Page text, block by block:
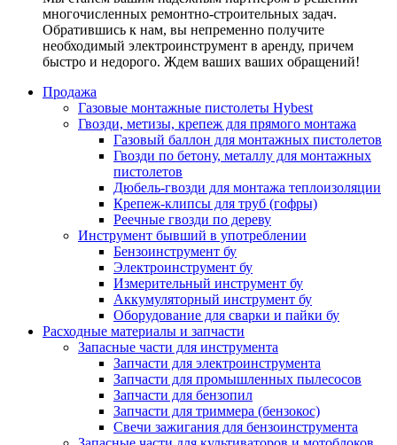
многочисленных ремонтно-строительных задач.
Обратившись к нам, вы непременно получите
необходимый электроинструмент в аренду, причем
быстро и недорого. Ждем ваших ваших обращений!
Продажа
Газовые монтажные пистолеты Hybest
Гвозди, метизы, крепеж для прямого монтажа
Газовый баллон для монтажных пистолетов
Гвозди по бетону, металлу для монтажных
пистолетов
Дюбель-гвозди для монтажа теплоизоляции
Крепеж-клипсы для труб (гофры)
Реечные гвозди по дереву
Инструмент бывший в употреблении
Бензоинструмент бу
Электроинструмент бу
Измерительный инструмент бу
Аккумуляторный инструмент бу
Оборудование для сварки и пайки бу
Расходные материалы и запчасти
Запасные части для инструмента
Запчасти для электроинструмента
Запчасти для промышленных пылесосов
Запчасти для бензопил
Запчасти для триммера (бензокос)
Свечи зажигания для бензоинструмента